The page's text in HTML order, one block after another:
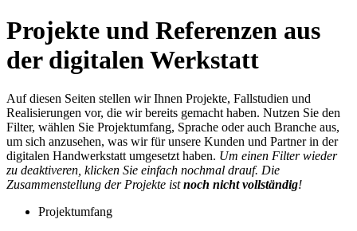
Projekte und Referenzen aus
der digitalen Werkstatt
Auf diesen Seiten stellen wir Ihnen Projekte, Fallstudien und
Realisierungen vor, die wir bereits gemacht haben. Nutzen Sie den
Filter, wählen Sie Projektumfang, Sprache oder auch Branche aus,
um sich anzusehen, was wir für unsere Kunden und Partner in der
digitalen Handwerkstatt umgesetzt haben. Um einen Filter wieder
zu deaktiveren, klicken Sie einfach nochmal drauf. Die
Zusammenstellung der Projekte istnoch nicht vollständig!
Projektumfang